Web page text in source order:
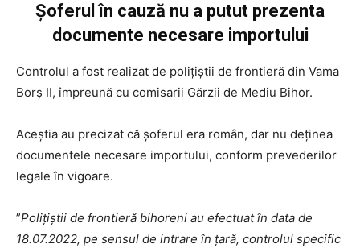
Șoferul în cauză nu a putut prezenta
documente necesare importului
Controlul a fost realizat de poliţiştii de frontieră din Vama
Borș II, împreună cu comisarii Gărzii de Mediu Bihor.
Aceștia au precizat că șoferul era român, dar nu deținea
documentele necesare importului, conform prevederilor
legale în vigoare.
”Poliţiştii de frontieră bihoreni au efectuat în data de
18.07.2022, pe sensul de intrare în ţară, controlul specific